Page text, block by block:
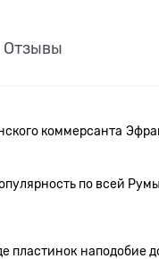
Отзывы
коммерсанта
по всей
пластинок